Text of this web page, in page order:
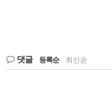
댓글 등록순 최신순